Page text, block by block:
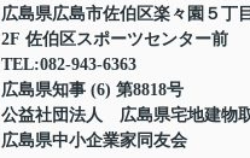
広島県広島市佐伯区楽々園５丁
2F 佐伯区スポーツセンター前
TEL:082-943-6363
広島県知事 (6) 第8818号
公益社団法人 広島県宅地建物
広島県中小企業家同友会